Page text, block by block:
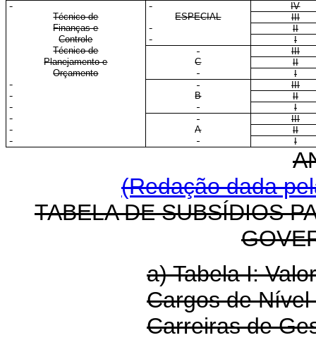
IV
Técnico de
ESPECIAL
III
Finanças e
II
Controle
I
Técnico de
III
Planejamento e
C
II
Orçamento
I
III
B
II
I
III
A
II
I
(Redação dada
TABELA DE SUBSÍDIOS
a) Tabela I:
Cargos de
Carreiras de